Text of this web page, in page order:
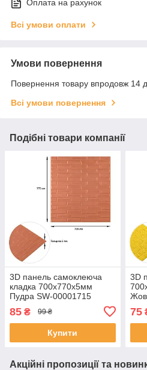
Оплата на рахунок
Всі умови оплати
Умови повернення
Повернення товару впродовж 14
Всі умови повернення
Подібні товари компанії
3D панель самоклеюча
кладка 700x770x5мм
Пудра SW-00001715
85 ₴ 99 ₴
Купити
3D
75
Акційні пропозиції та